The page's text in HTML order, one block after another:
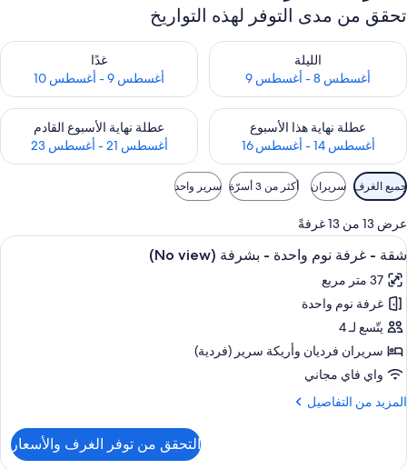
تحقق من مدى التوفر لهذه التواريخ
الليلة
أغسطس 8 - أغسطس 9
تحقق من مدى التوفر لليلة للفترة أغسطس 8 - أغسطس 9
غدًا
أغسطس 9 - أغسطس 10
تحقق من مدى التوفر لغد للفترة أغسطس
عطلة نهاية هذا الأسبوع
أغسطس 14 - أغسطس 16
تحقق من مدى التوفر لعطلة نهاية هذا الأسبوع للفترة أغسطس 14 - أغسطس 16
عطلة نهاية الأسبوع القادم
أغسطس 21 - أغسطس 23
تحقق من مدى التوفر لعطلة نهاية
عوامل
التصفية
المتاحة
للغرف
جميع الغرف سريران أكثر من 3 أسرّة سرير واحد
عرض 13 من 13 غرفةً
استعراض
جميع
صور
شقة
-
غرفة
نوم
واحدة
-
ماكينة لصنع القهوة/الشاي، ثلاجة،
3
شقة - غرفة نوم واحدة - بشرفة (No view)
37 متر مربع
غرفة نوم واحدة
يتّسع لـ 4
سريران فرديان‫‬ وأريكة سرير (فردية)
واي فاي مجاني
المزيد من التفاصيل
المزيد
التحقق من توفر الغرف والأسعار